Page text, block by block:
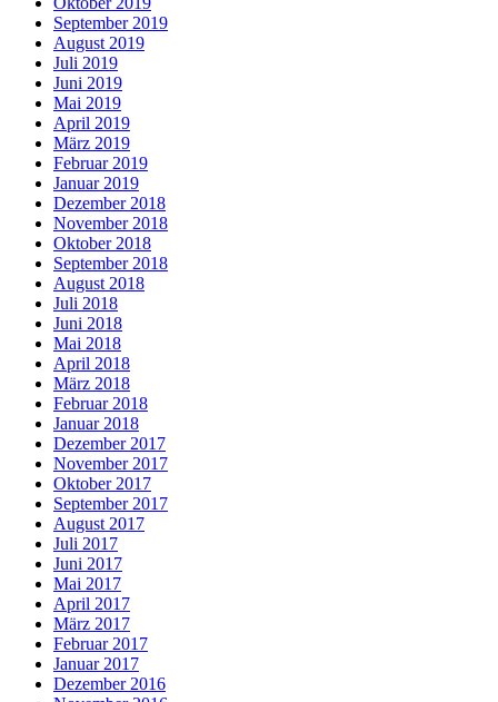
September 2019
August 2019
Juli 2019
Juni 2019
Mai 2019
April 2019
März 2019
Februar 2019
Januar 2019
Dezember 2018
November 2018
Oktober 2018
September 2018
August 2018
Juli 2018
Juni 2018
Mai 2018
April 2018
März 2018
Februar 2018
Januar 2018
Dezember 2017
November 2017
Oktober 2017
September 2017
August 2017
Juli 2017
Juni 2017
Mai 2017
April 2017
März 2017
Februar 2017
Januar 2017
Dezember 2016